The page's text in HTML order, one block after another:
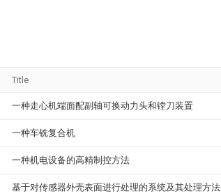
Title
一种走心机端面配副轴可换动力头和镗刀装置
一种车铣复合机
一种机电设备的高精制控方法
基于对传感器外壳表面进行处理的系统及其处理方法